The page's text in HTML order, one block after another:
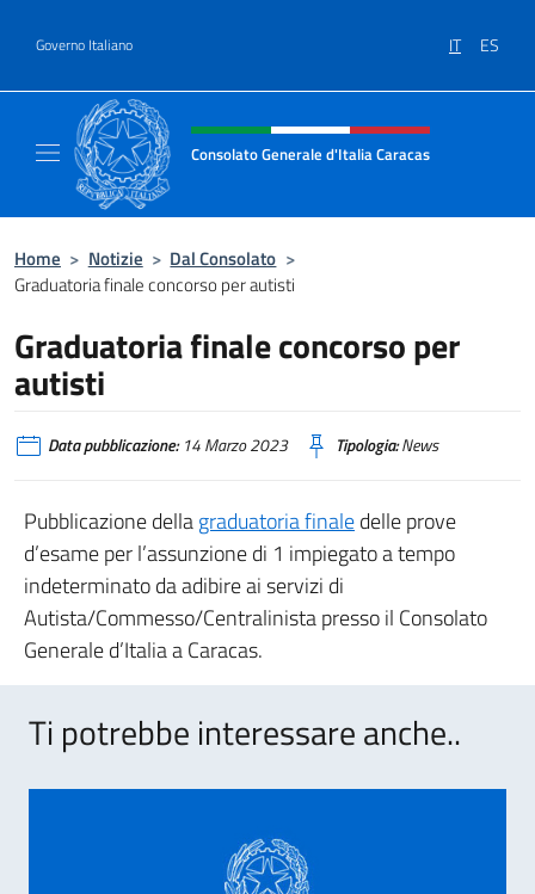
Governo Italiano IT ES
Intestazione sito, social e menù
Consolato Generale d'Italia Caracas
Home > Notizie > Dal Consolato >
Graduatoria finale concorso per autisti
Graduatoria finale concorso per
autisti
Data pubblicazione:14 Marzo 2023 Tipologia:News
Pubblicazione dellagraduatoria finaledelle prove
d’esame per l’assunzione di 1 impiegato a tempo
indeterminato da adibire ai servizi di
Autista/Commesso/Centralinista presso il Consolato
Generale d’Italia a Caracas.
Ti potrebbe interessare anche..